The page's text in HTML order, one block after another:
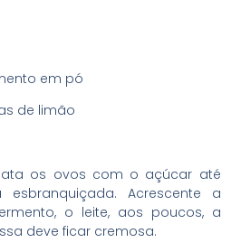
em pó
de limão
os ovos com o açúcar até
Acrescente a
o leite, aos poucos, a
deve ficar cremosa.